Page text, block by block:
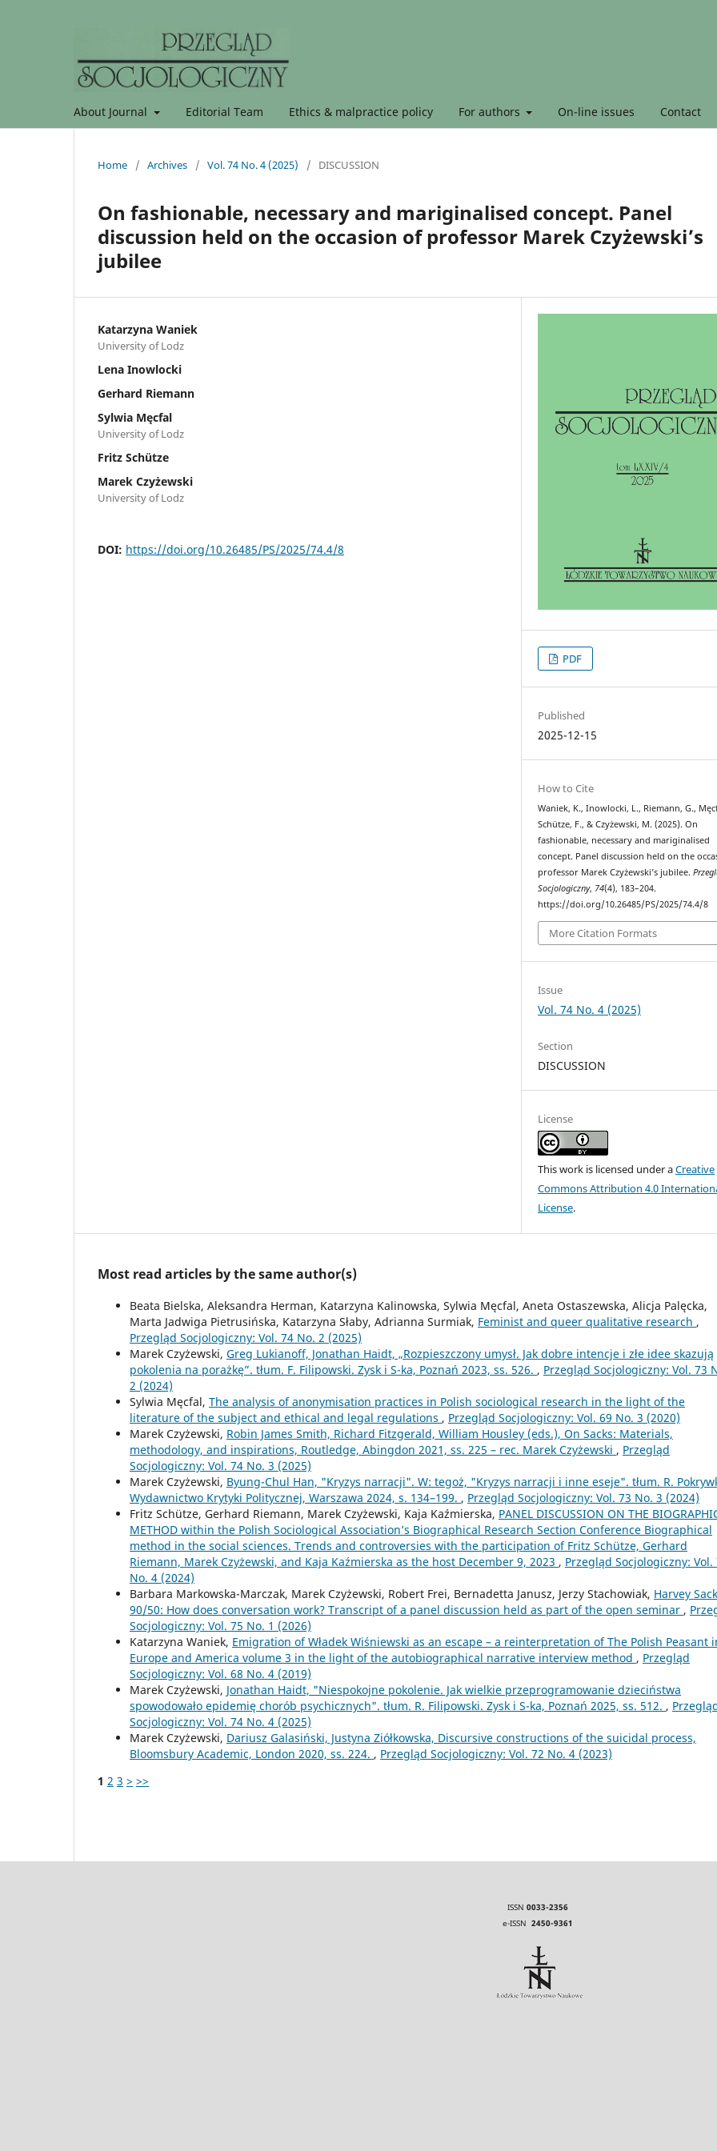
About Journal Editorial Team Ethics & malpractice policy For authors On-line issues Contact
Home / Archives / Vol. 74 No. 4 (2025) / DISCUSSION
On fashionable, necessary and mariginalised concept. Panel
discussion held on the occasion of professor Marek Czyżewski’s
jubilee
Katarzyna Waniek
University of Lodz
Lena Inowlocki
Gerhard Riemann
Sylwia Męcfal
University of Lodz
Fritz Schütze
Marek Czyżewski
University of Lodz
DOI: https://doi.org/10.26485/PS/2025/74.4/8
PDF
Published
2025-12-15
How to Cite
Waniek, K., Inowlocki, L., Riemann, G.,
Schütze, F., & Czyżewski, M. (2025). On
fashionable, necessary and mariginalised
concept. Panel discussion held on the
professor Marek Czyżewski’s jubilee.
Socjologiczny, 74(4), 183–204.
https://doi.org/10.26485/PS/2025/74.4/8
More Citation Formats
Issue
Vol. 74 No. 4 (2025)
Section
DISCUSSION
License
This work is licensed under aCreative
Commons Attribution 4.0
License.
Most read articles by the same author(s)
Beata Bielska, Aleksandra Herman, Katarzyna Kalinowska, Sylwia Męcfal, Aneta Ostaszewska, Alicja Palęcka,
Marta Jadwiga Pietrusińska, Katarzyna Słaby, Adrianna Surmiak, Feminist and queer qualitative research ,
Przegląd Socjologiczny: Vol. 74 No. 2 (2025)
Marek Czyżewski, Greg Lukianoff, Jonathan Haidt, „Rozpieszczony umysł. Jak dobre intencje i złe idee skazują
pokolenia na porażkę”. tłum. F. Filipowski. Zysk i S-ka, Poznań 2023, ss. 526. , Przegląd Socjologiczny: Vol. 73
2 (2024)
Sylwia Męcfal, The analysis of anonymisation practices in Polish sociological research in the light of the
literature of the subject and ethical and legal regulations , Przegląd Socjologiczny: Vol. 69 No. 3 (2020)
Marek Czyżewski, Robin James Smith, Richard Fitzgerald, William Housley (eds.), On Sacks: Materials,
methodology, and inspirations, Routledge, Abingdon 2021, ss. 225 – rec. Marek Czyżewski , Przegląd
Socjologiczny: Vol. 74 No. 3 (2025)
Marek Czyżewski, Byung-Chul Han, "Kryzys narracji". W: tegoż, "Kryzys narracji i inne eseje". tłum. R.
Wydawnictwo Krytyki Politycznej, Warszawa 2024, s. 134–199. , Przegląd Socjologiczny: Vol. 73 No. 3 (2024)
Fritz Schütze, Gerhard Riemann, Marek Czyżewski, Kaja Kaźmierska, PANEL DISCUSSION ON THE
METHOD within the Polish Sociological Association’s Biographical Research Section Conference Biographical
method in the social sciences. Trends and controversies with the participation of Fritz Schütze, Gerhard
Riemann, Marek Czyżewski, and Kaja Kaźmierska as the host December 9, 2023 , Przegląd Socjologiczny: Vol.
No. 4 (2024)
Barbara Markowska-Marczak, Marek Czyżewski, Robert Frei, Bernadetta Janusz, Jerzy Stachowiak, Harvey
90/50: How does conversation work? Transcript of a panel discussion held as part of the open seminar ,
Socjologiczny: Vol. 75 No. 1 (2026)
Katarzyna Waniek, Emigration of Władek Wiśniewski as an escape – a reinterpretation of The Polish Peasant
Europe and America volume 3 in the light of the autobiographical narrative interview method , Przegląd
Socjologiczny: Vol. 68 No. 4 (2019)
Marek Czyżewski, Jonathan Haidt, "Niespokojne pokolenie. Jak wielkie przeprogramowanie dzieciństwa
spowodowało epidemię chorób psychicznych". tłum. R. Filipowski. Zysk i S-ka, Poznań 2025, ss. 512. ,
Socjologiczny: Vol. 74 No. 4 (2025)
Marek Czyżewski, Dariusz Galasiński, Justyna Ziółkowska, Discursive constructions of the suicidal process,
Bloomsbury Academic, London 2020, ss. 224. , Przegląd Socjologiczny: Vol. 72 No. 4 (2023)
1 2 3 > >>
ISSN 0033-2356
e-ISSN 2450-9361